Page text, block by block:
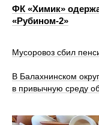
ФК «Химик»
«Рубином‑2»
Мусоровоз сбил
В Балахнинском
в привычную среду